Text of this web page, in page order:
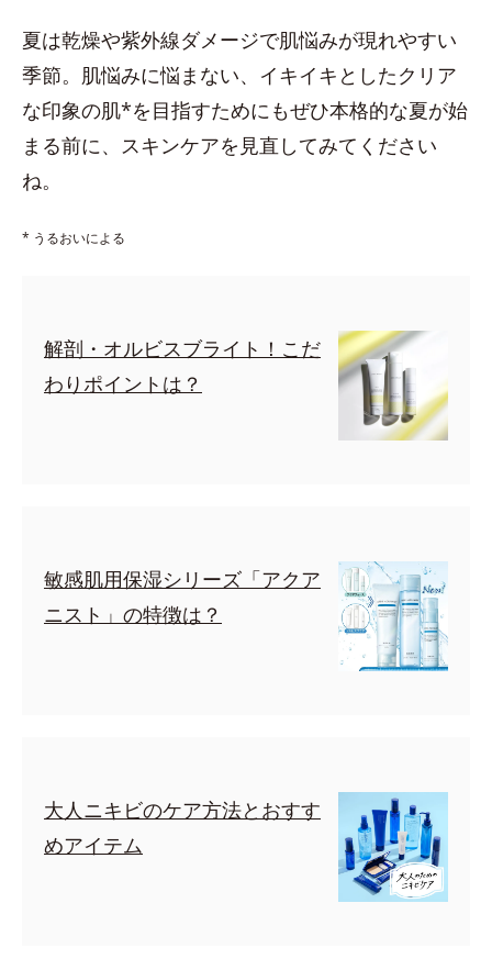
夏は乾燥や紫外線ダメージで肌悩みが現れやすい
季節。肌悩みに悩まない、イキイキとしたクリア
な印象の肌*を目指すためにもぜひ本格的な夏が始
まる前に、スキンケアを見直してみてください
ね。
* うるおいによる
解剖・オルビスブライト！こだ
わりポイントは？
敏感肌用保湿シリーズ「アクア
ニスト」の特徴は？
大人ニキビのケア方法とおすす
めアイテム